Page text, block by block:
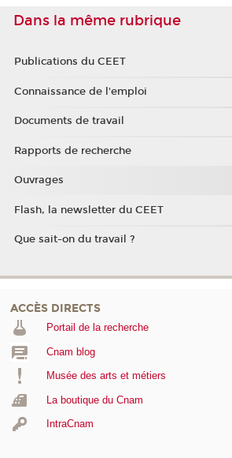
Dans la même rubrique
Publications du CEET
Connaissance de l'emploi
Documents de travail
Rapports de recherche
Ouvrages
Flash, la newsletter du CEET
Que sait-on du travail ?
ACCÈS DIRECTS
Portail de la recherche
Cnam blog
Musée des arts et métiers
La boutique du Cnam
IntraCnam